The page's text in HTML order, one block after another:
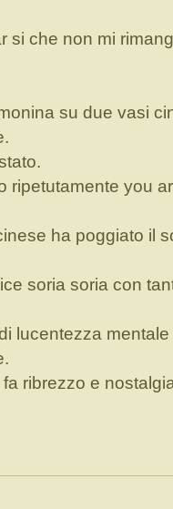
si che non mi
su due vasi
ripetutamente you
ha poggiato il
soria soria con
lucentezza
ribrezzo e